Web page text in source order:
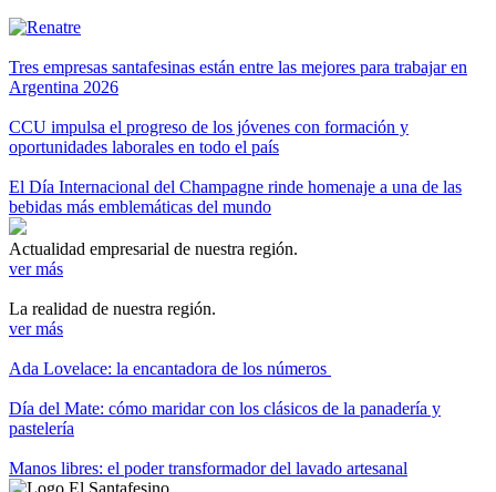
Tres empresas santafesinas están entre las mejores para trabajar en
Argentina 2026
CCU impulsa el progreso de los jóvenes con formación y
oportunidades laborales en todo el país
El Día Internacional del Champagne rinde homenaje a una de las
bebidas más emblemáticas del mundo
Actualidad empresarial de nuestra región.
ver más
La realidad de nuestra región.
ver más
Ada Lovelace: la encantadora de los números
Día del Mate: cómo maridar con los clásicos de la panadería y
pastelería
Manos libres: el poder transformador del lavado artesanal